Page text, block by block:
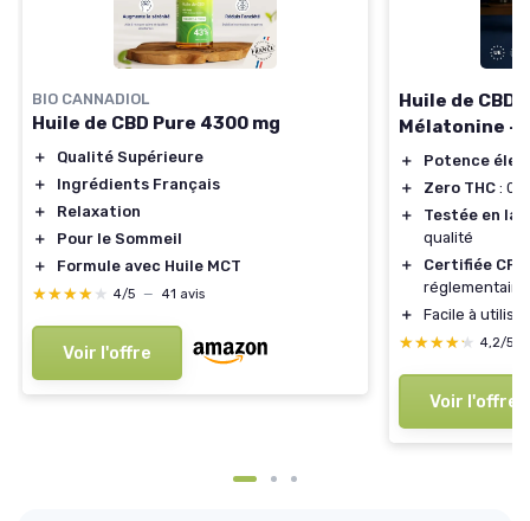
BIO CANNADIOL
Huile de CBD Pure 4300 mg
＋
Qualité Supérieure
＋
Ingrédients Français
＋
Relaxation
＋
Pour le Sommeil
＋
Formule avec Huile MCT
★★★★★
★★★★★ 4/5 — 41 avis
Voir l'offre
Huile de CBD
Mélatonine -
＋
Potence
＋
Zero THC :
＋
Testée en
qualité
＋
Certifiée
réglementaire
＋
Facile à
★★★★★
★★★★★ 4,2/5
Voir l'offre